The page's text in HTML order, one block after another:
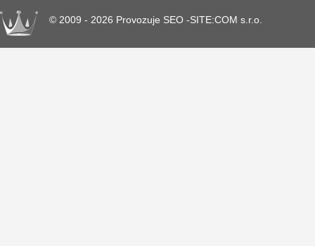
© 2009 - 2026 Provozuje SEO -SITE:COM s.r.o.